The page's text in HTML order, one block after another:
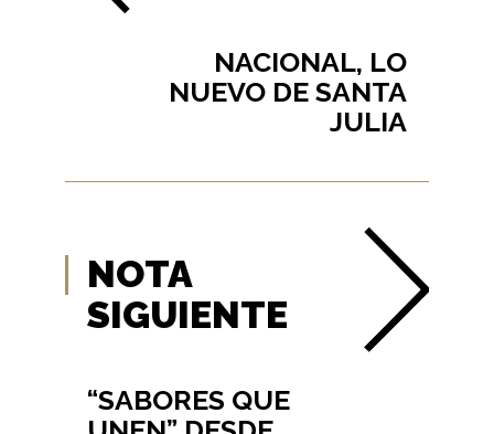
NACIONAL, LO
NUEVO DE SANTA
JULIA
NOTA
SIGUIENTE
“SABORES QUE